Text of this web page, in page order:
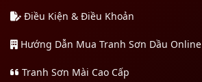
Điều Kiện & Điều Khoản
Hướng Dẫn Mua Tranh Sơn Dầu Online
Tranh Sơn Mài Cao Cấp